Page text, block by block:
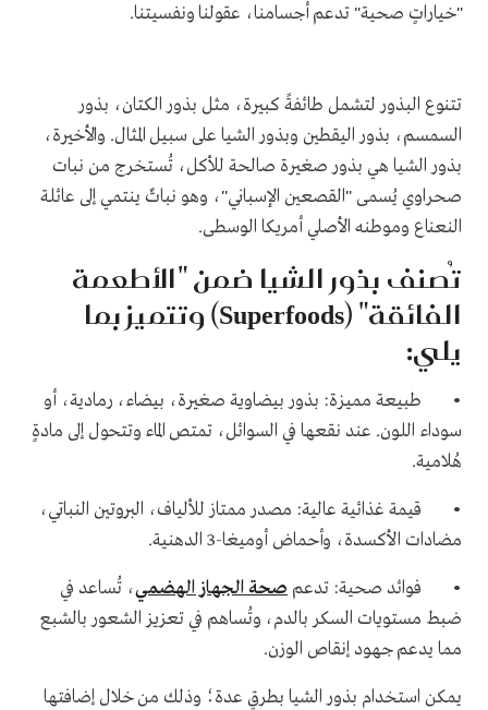
"خياراتٍ صحية" تدعم أجسامنا، عقولنا ونفسيتنا.
تتنوع البذور لتشمل طائفةً كبيرة، مثل بذور الكتان، بذور
السمسم، بذور اليقطين وبذور الشيا على سبيل المثال. والأخيرة،
بذور الشيا هي بذور صغيرة صالحة للأكل، تُستخرج من نبات
صحراوي يُسمى "القصعين الإسباني"، وهو نباتٌ ينتمي إلى عائلة
النعناع وموطنه الأصلي أمريكا الوسطى.
تُصنف بذور الشيا ضمن "الأطعمة
الفائقة" (Superfoods) وتتميز بما
يلي:
• طبيعة مميزة: بذور بيضاوية صغيرة، بيضاء، رمادية، أو
سوداء اللون. عند نقعها في السوائل، تمتص الماء وتتحول إلى مادةٍ
هُلامية.
• قيمة غذائية عالية: مصدر ممتاز للألياف، البروتين النباتي،
مضادات الأكسدة، وأحماض أوميغا-3 الدهنية.
• فوائد صحية: تدعم صحة الجهاز الهضمي، تُساعد في
ضبط مستويات السكر بالدم، وتُساهم في تعزيز الشعور بالشبع
مما يدعم جهود إنقاص الوزن.
يمكن استخدام بذور الشيا بطرقٍ عدة؛ وذلك من خلال إضافتها